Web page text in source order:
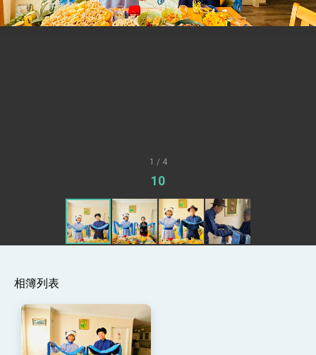
總統接受「法新社」（AFP）專訪內容
外交部長林佳龍於《外交事務》撰文指出：自由
外交部長林佳龍接見美國智庫「德國馬歇爾基金
會」訪問團一行，深化跨大西洋戰略夥伴關係
臺美經貿談判獲階段性成果 卓揆期勉爭取時間完
成「臺美對等貿易協定」簽署
外交部長林佳龍主持第35次「參與亞太經濟合作
策略小組」跨部會會議
民調顯示多數國人滿意政府外交表現，高度支持
「總合外交」與台歐美日關係深化
1 / 4
10
相簿列表